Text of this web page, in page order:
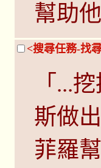
幫助
<搜尋任務-找
「...
斯做
菲羅